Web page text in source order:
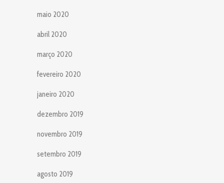
maio 2020
abril 2020
março 2020
fevereiro 2020
janeiro 2020
dezembro 2019
novembro 2019
setembro 2019
agosto 2019